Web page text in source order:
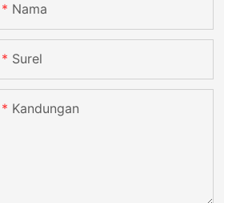
Nama
Surel
Kandungan